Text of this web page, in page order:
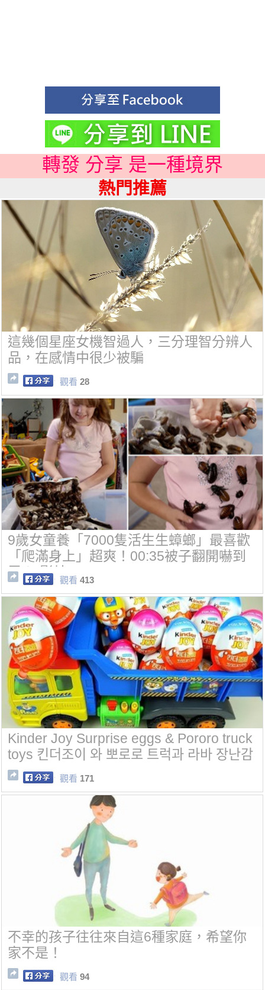
轉發 分享 是一種境界
熱門推薦
這幾個星座女機智過人，三分理智分辨人
品，在感情中很少被騙
觀看 28
9歲女童養「7000隻活生生蟑螂」最喜歡
「爬滿身上」超爽！00:35被子翻開嚇到
尿！(影片)
觀看 413
Kinder Joy Surprise eggs & Pororo truck
toys 킨더조이 와 뽀로로 트럭과 라바 장난감
觀看 171
不幸的孩子往往來自這6種家庭，希望你
家不是！
觀看 94